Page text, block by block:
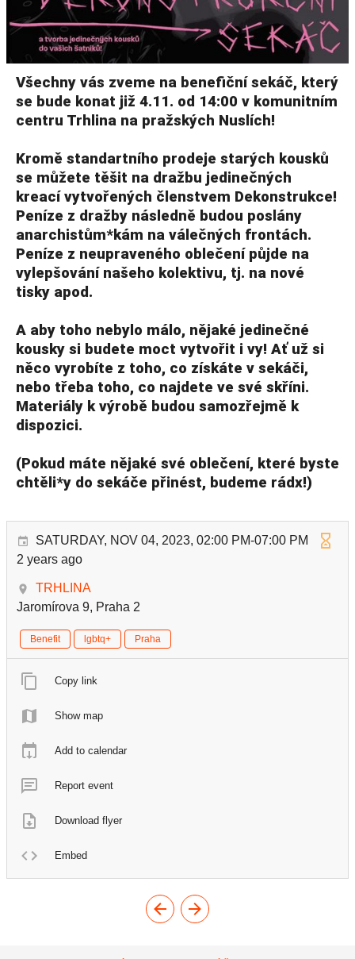
Všechny vás zveme na benefiční sekáč, který
se bude konat již 4.11. od 14:00 v komunitním
centru Trhlina na pražských Nuslích!
Kromě standartního prodeje starých kousků
se můžete těšit na dražbu jedinečných
kreací vytvořených členstvem Dekonstrukce!
Peníze z dražby následně budou poslány
anarchistům*kám na válečných frontách.
Peníze z neupraveného oblečení půjde na
vylepšování našeho kolektivu, tj. na nové
tisky apod.
A aby toho nebylo málo, nějaké jedinečné
kousky si budete moct vytvořit i vy! Ať už si
něco vyrobíte z toho, co získáte v sekáči,
nebo třeba toho, co najdete ve své skříni.
Materiály k výrobě budou samozřejmě k
dispozici.
(Pokud máte nějaké své oblečení, které byste
chtěli*y do sekáče přinést, budeme rádx!)
SATURDAY, NOV 04, 2023, 02:00 PM-07:00 PM
2 years ago
TRHLINA
Jaromírova 9, Praha 2
Benefit lgbtq+ Praha
Copy link
Show map
Add to calendar
Report event
Download flyer
Embed